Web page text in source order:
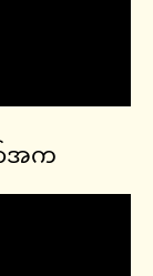
ာ်အက